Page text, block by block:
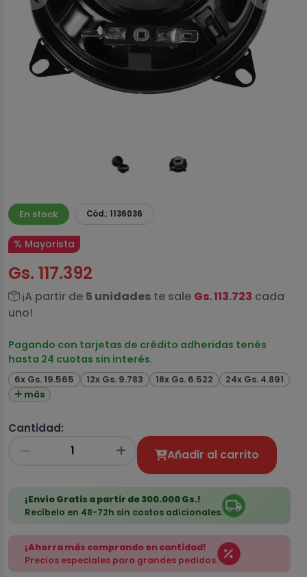
En stock Cód.: 1136036
% Mayorista
Gs. 117.392
¡A partir de 5 unidades te sale Gs. 113.723 cada
uno!
Pagando con tarjetas de crédito adheridas tenés
hasta 24 cuotas sin interés.
6x Gs. 19.565 12x Gs. 9.783 18x Gs. 6.522
24x Gs. 4.891
más
Cantidad:
Añadir al carrito
¡Envío Gratis a partir de 300.000 Gs.!
Recíbelo en 48-72h sin costos adicionales.
¡Ahorra más comprando en cantidad!
Precios especiales para grandes pedidos.